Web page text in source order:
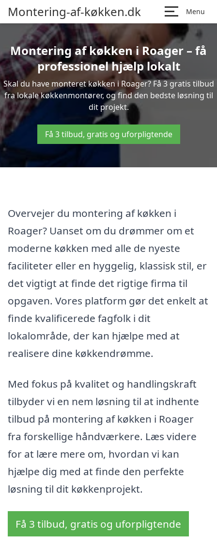
Montering-af-køkken.dk Menu
Montering af køkken i Roager – få
professionel hjælp lokalt
Skal du have monteret køkken i Roager? Få 3 gratis tilbud
fra lokale køkkenmontører, og find den bedste løsning til
dit projekt.
Få 3 tilbud, gratis og uforpligtende
Overvejer du montering af køkken i
Roager? Uanset om du drømmer om et
moderne køkken med alle de nyeste
faciliteter eller en hyggelig, klassisk stil, er
det vigtigt at finde det rigtige firma til
opgaven. Vores platform gør det enkelt at
finde kvalificerede fagfolk i dit
lokalområde, der kan hjælpe med at
realisere dine køkkendrømme.
Med fokus på kvalitet og handlingskraft
tilbyder vi en nem løsning til at indhente
tilbud på montering af køkken i Roager
fra forskellige håndværkere. Læs videre
for at lære mere om, hvordan vi kan
hjælpe dig med at finde den perfekte
løsning til dit køkkenprojekt.
Få 3 tilbud, gratis og uforpligtende